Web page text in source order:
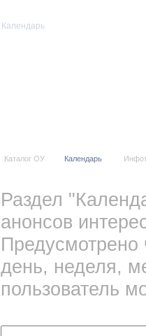
Каталог ОУ Календарь
Календарь
Раздел
анонсов
день, неделя,
пользователь